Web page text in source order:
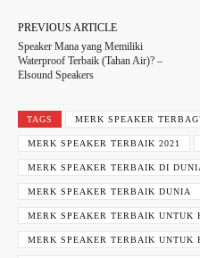
PREVIOUS ARTICLE
Speaker Mana yang Memiliki
Waterproof Terbaik (Tahan Air)? –
Elsound Speakers
TAGS MERK SPEAKER
MERK SPEAKER TERBAIK 2021
MERK SPEAKER TERBAIK DI
MERK SPEAKER TERBAIK DUNIA
MERK SPEAKER TERBAIK UNTUK
MERK SPEAKER TERBAIK UNTUK